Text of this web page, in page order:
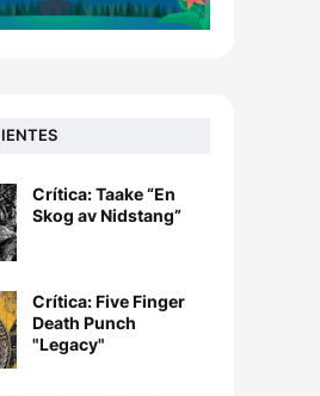
Crítica: Taake “En
Skog av Nidstang”
Crítica: Five Finger
Death Punch
"Legacy"